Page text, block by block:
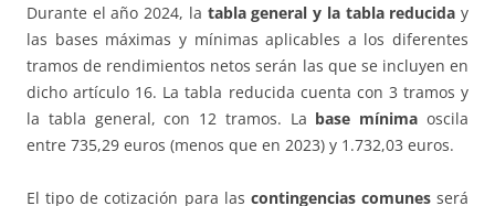
Durante el año 2024, la tabla general y la tabla reducida y
las bases máximas y mínimas aplicables a los diferentes
tramos de rendimientos netos serán las que se incluyen en
dicho artículo 16. La tabla reducida cuenta con 3 tramos y
la tabla general, con 12 tramos. La base mínima oscila
entre 735,29 euros (menos que en 2023) y 1.732,03 euros.
El tipo de cotización para las contingencias comunes será